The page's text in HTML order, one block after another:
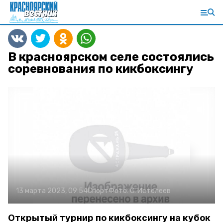
В красноярском селе состоялись
соревнования по кикбоксингу
13 марта 2023, 09:54СпортФото:С. Истелеев
Открытый турнир по кикбоксингу на кубок